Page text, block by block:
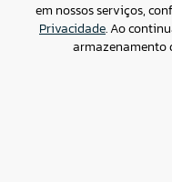
em nossos serviços,
Privacidade. Ao
armazenamento